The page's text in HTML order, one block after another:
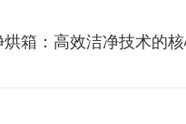
箱：高效洁净技术的